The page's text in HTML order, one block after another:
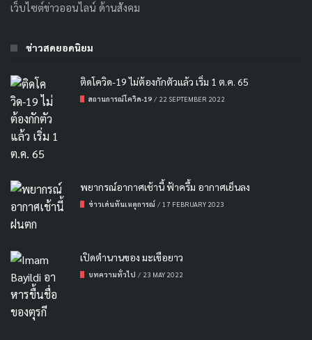
เว็บไซต์ข่าวออนไลน์ ด้านสังคม
ข่าวสดยอดนิยม
ติดโควิด-19 ไม่ต้องกักตัวแล้ว เริ่ม 1 ต.ค. 65
สถานการณ์โควิด-19 / 22 SEPTEMBER 2022
พยากรณ์อากาศเช้านี้ ฟ้าครึ้ม อากาศเย็นลง
ข่าวเด่นทันเหตุการณ์ / 17 FEBRUARY 2023
เปิดตำนานของ มะเขือยาว
บทความทั่วไป / 23 MAY 2022